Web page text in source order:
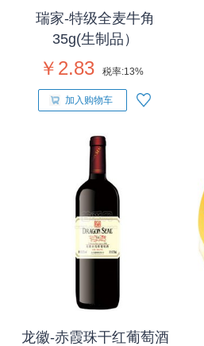
瑞家-特级全麦牛角
35g(生制品）
￥2.83 税率:13%
加入购物车
龙徽-赤霞珠干红葡萄酒